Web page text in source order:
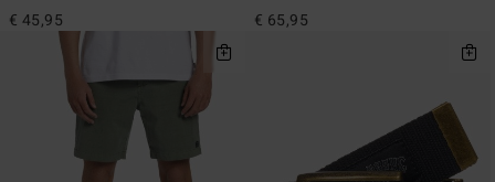
€ 45,95 € 65,95